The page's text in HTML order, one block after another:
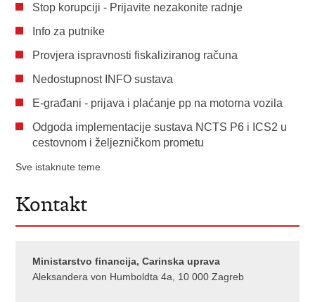
Stop korupciji - Prijavite nezakonite radnje
Info za putnike
Provjera ispravnosti fiskaliziranog računa
Nedostupnost INFO sustava
E-građani - prijava i plaćanje pp na motorna vozila
Odgoda implementacije sustava NCTS P6 i ICS2 u
cestovnom i željezničkom prometu
Sve istaknute teme
Kontakt
Ministarstvo financija, Carinska uprava
Aleksandera von Humboldta 4a, 10 000 Zagreb